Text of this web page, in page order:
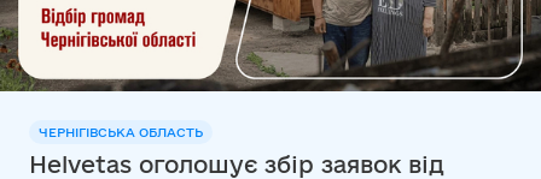
ЧЕРНІГІВСЬКА ОБЛАСТЬ
Helvetas оголошує збір заявок від